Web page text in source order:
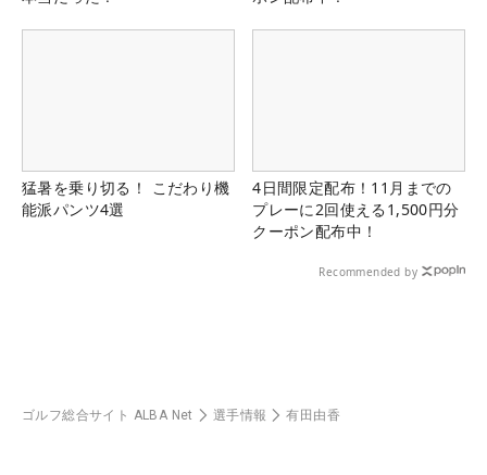
猛暑を乗り切る！ こだわり機
能派パンツ4選
4日間限定配布！11月までの
プレーに2回使える1,500円分
クーポン配布中！
Recommended by
ゴルフ総合サイト ALBA Net 選手情報 有田由香